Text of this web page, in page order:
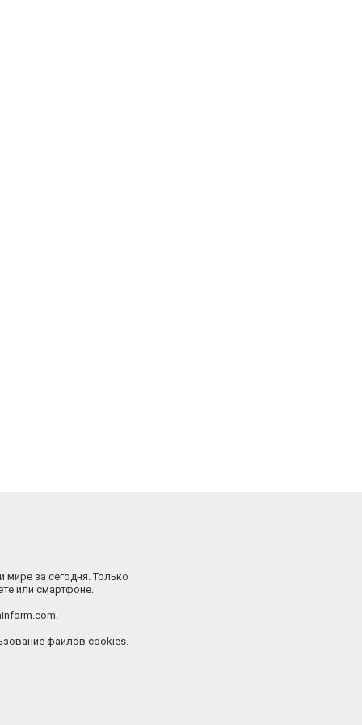
мире за сегодня. Только
или смартфоне.
файлов cookies.